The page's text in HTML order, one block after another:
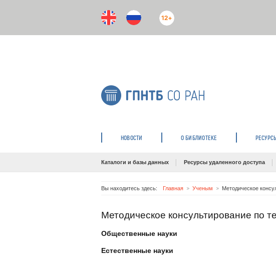
12+
НОВОСТИ О БИБЛИОТЕКЕ
Каталоги и базы данных Ресурсы удаленного доступа
Вы находитесь здесь: Главная Ученым Методическое
Методическое консультирование по
Общественные науки
Естественные науки